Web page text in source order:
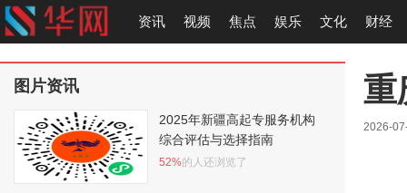
资讯 视频 焦点 娱乐 文化 财经
重
2026-
图片资讯
2025年新疆高起专服务机构
综合评估与选择指南
52%的人还浏览了